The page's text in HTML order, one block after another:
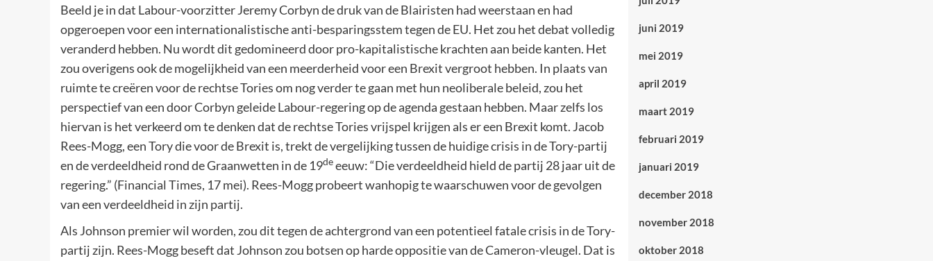
Beeld je in dat Labour-voorzitter Jeremy Corbyn de druk van de Blairisten had weerstaan en had
opgeroepen voor een internationalistische anti-besparingsstem tegen de EU. Het zou het debat volledig
veranderd hebben. Nu wordt dit gedomineerd door pro-kapitalistische krachten aan beide kanten. Het
zou overigens ook de mogelijkheid van een meerderheid voor een Brexit vergroot hebben. In plaats van
ruimte te creëren voor de rechtse Tories om nog verder te gaan met hun neoliberale beleid, zou het
perspectief van een door Corbyn geleide Labour-regering op de agenda gestaan hebben. Maar zelfs los
hiervan is het verkeerd om te denken dat de rechtse Tories vrijspel krijgen als er een Brexit komt. Jacob
Rees-Mogg, een Tory die voor de Brexit is, trekt de vergelijking tussen de huidige crisis in de Tory-partij
en de verdeeldheid rond de Graanwetten in de 19deeeuw: “Die verdeeldheid hield de partij 28 jaar uit de
regering.” (Financial Times, 17 mei). Rees-Mogg probeert wanhopig te waarschuwen voor de gevolgen
van een verdeeldheid in zijn partij.
Als Johnson premier wil worden, zou dit tegen de achtergrond van een potentieel fatale crisis in de Tory-
partij zijn. Rees-Mogg beseft dat Johnson zou botsen op harde oppositie van de Cameron-vleugel. Dat is
juni 2019
mei 2019
april 2019
maart 2019
februari 2019
januari 2019
december 2018
november 2018
oktober 2018